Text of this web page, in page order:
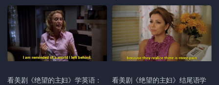
看美剧《绝望的主妇》学英语：
看美剧《绝望的主妇》结尾语学